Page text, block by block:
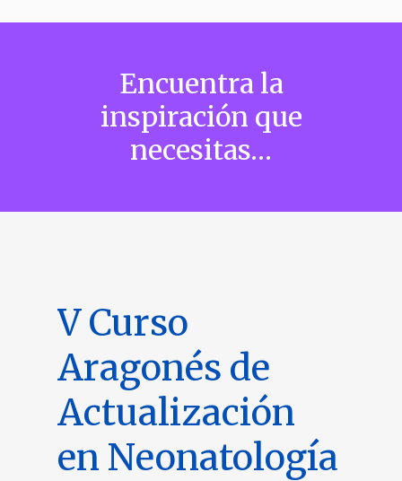
Encuentra la
inspiración que
necesitas…
V Curso
Aragonés de
Actualización
en Neonatología